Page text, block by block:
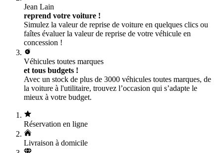
Jean Lain
reprend votre voiture !
Simulez la valeur de reprise de voiture en quelques clics ou
faîtes évaluer la valeur de reprise de votre véhicule en
concession !
Véhicules toutes marques
et tous budgets !
Avec un stock de plus de 3000 véhicules toutes marques, de
la voiture à l'utilitaire, trouvez l’occasion qui s’adapte le
mieux à votre budget.
Réservation en ligne
Livraison à domicile